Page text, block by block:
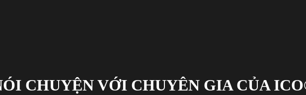
CHUYỆN VỚI CHUYÊN GIA CỦA